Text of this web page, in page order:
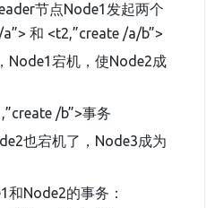
节点Node1发起两个
和 <t2,”create /a/b”>
Node1宕机，使Node2成
/b”>事务
也宕机了，Node3成为
和Node2的事务：